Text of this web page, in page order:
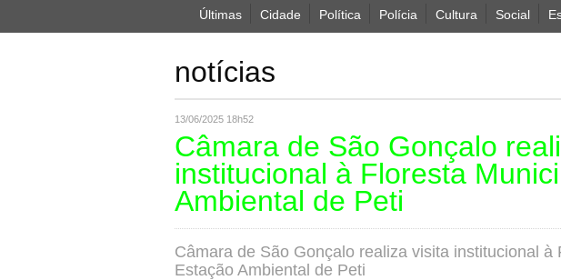
Últimas Cidade Política Polícia Cultura Social
notícias
13/06/2025 18h52
Câmara de São Gonçalo
institucional à Floresta
Ambiental de Peti
Câmara de São Gonçalo realiza visita institucional à
Estação Ambiental de Peti